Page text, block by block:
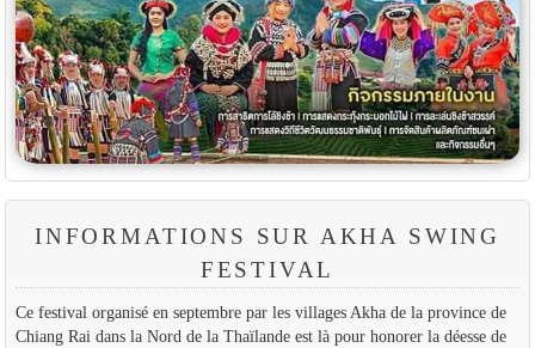
INFORMATIONS SUR AKHA SWING
FESTIVAL
Ce festival organisé en septembre par les villages Akha de la province de
Chiang Rai dans la Nord de la Thaïlande est là pour honorer la déesse de